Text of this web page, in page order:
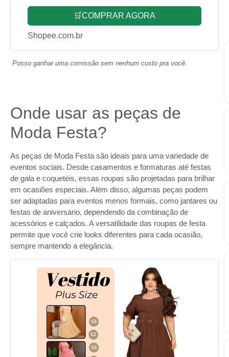
🛒COMPRAR AGORA
Shopee.com.br
Posso ganhar uma comissão sem nenhum custo pra você.
Onde usar as peças de
Moda Festa?
As peças de Moda Festa são ideais para uma variedade de
eventos sociais. Desde casamentos e formaturas até festas
de gala e coquetéis, essas roupas são projetadas para brilhar
em ocasiões especiais. Além disso, algumas peças podem
ser adaptadas para eventos menos formais, como jantares ou
festas de aniversário, dependendo da combinação de
acessórios e calçados. A versatilidade das roupas de festa
permite que você crie looks diferentes para cada ocasião,
sempre mantendo a elegância.